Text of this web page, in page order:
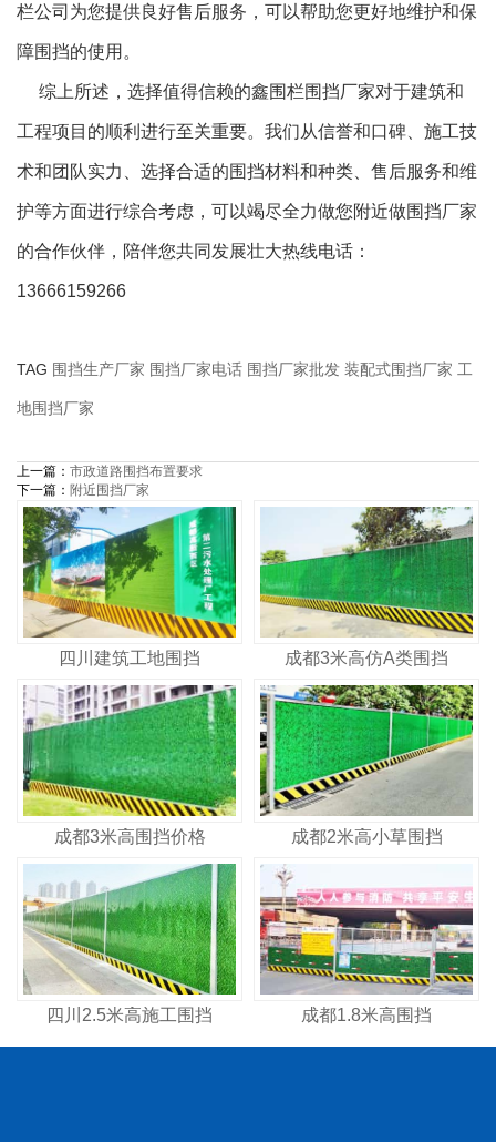
栏公司为您提供良好售后服务，可以帮助您更好地维护和保
障围挡的使用。
综上所述，选择值得信赖的鑫围栏围挡厂家对于建筑和
工程项目的顺利进行至关重要。我们从信誉和口碑、施工技
术和团队实力、选择合适的围挡材料和种类、售后服务和维
护等方面进行综合考虑，可以竭尽全力做您附近做围挡厂家
的合作伙伴，陪伴您共同发展壮大热线电话：
13666159266
TAG 围挡生产厂家 围挡厂家电话 围挡厂家批发 装配式围挡厂家 工
地围挡厂家
上一篇： 市政道路围挡布置要求
下一篇： 附近围挡厂家
四川建筑工地围挡 成都3米高仿A类围挡
成都3米高围挡价格 成都2米高小草围挡
四川2.5米高施工围挡 成都1.8米高围挡